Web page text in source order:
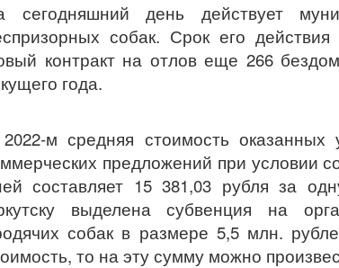
сегодняшний день действует
собак. Срок его
контракт на отлов еще 266
года.
м средняя стоимость оказанных
предложений при условии
составляет 15 381,03 рубля за
выделена субвенция на
собак в размере 5,5 млн.
то на эту сумму можно